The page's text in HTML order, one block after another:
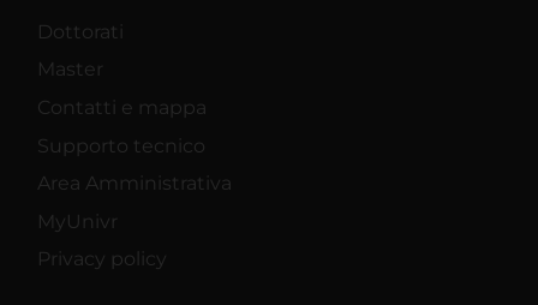
Dottorati
Master
Contatti e mappa
Supporto tecnico
Area Amministrativa
MyUnivr
Privacy policy